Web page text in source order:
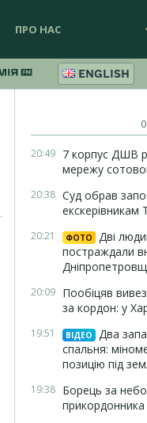
ПРО НАС
ENGLISH
20:49 7 корпус ДШВ
мережу
20:38 Суд обрав
20:21 ФОТО
Дві
постраждали
20:09 Пообіцяв
за кордон: у
19:51 ВІДЕО
Два
спальня:
позицію під
19:38 Борець за небо